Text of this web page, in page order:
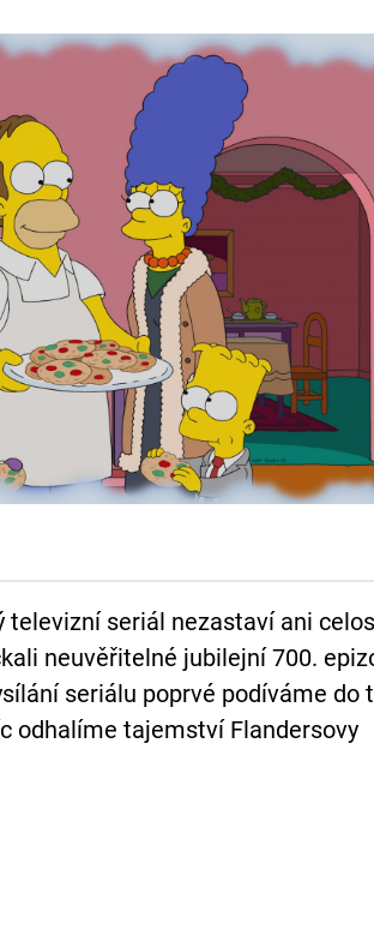
televizní seriál nezastaví ani
neuvěřitelné jubilejní 700.
seriálu poprvé podíváme do
odhalíme tajemství Flandersovy